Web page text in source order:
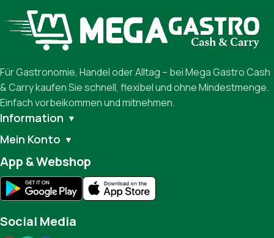
Für Gastronomie, Handel oder Alltag – bei Mega Gastro Cash
& Carry kaufen Sie schnell, flexibel und ohne Mindestmenge.
Einfach vorbeikommen und mitnehmen.
Information ▼
Mein Konto ▼
App & Webshop
Social Media